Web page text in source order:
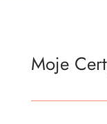
Moje